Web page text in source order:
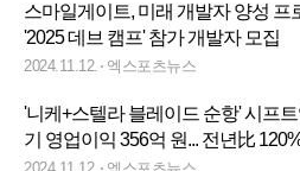
스마일게이트, 미래 개발자 양성 프
'2025 데브 캠프' 참가 개발자 모집
2024.11.12. 엑스포츠뉴스
'니케+스텔라 블레이드 순항' 시프
기 영업이익 356억 원... 전년比